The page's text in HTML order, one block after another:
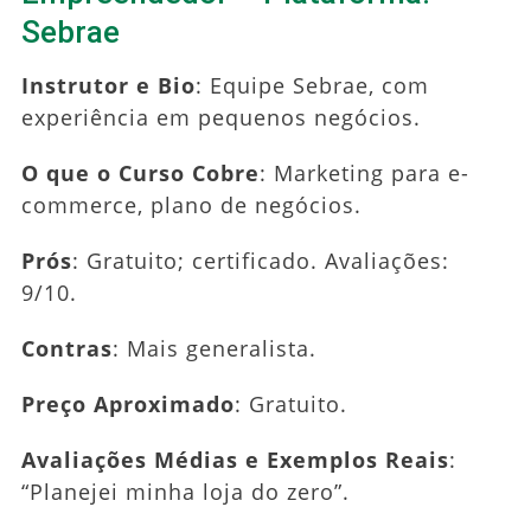
Sebrae
Instrutor e Bio: Equipe Sebrae, com
experiência em pequenos negócios.
O que o Curso Cobre: Marketing para e-
commerce, plano de negócios.
Prós: Gratuito; certificado. Avaliações:
9/10.
Contras: Mais generalista.
Preço Aproximado: Gratuito.
Avaliações Médias e Exemplos Reais:
“Planejei minha loja do zero”.